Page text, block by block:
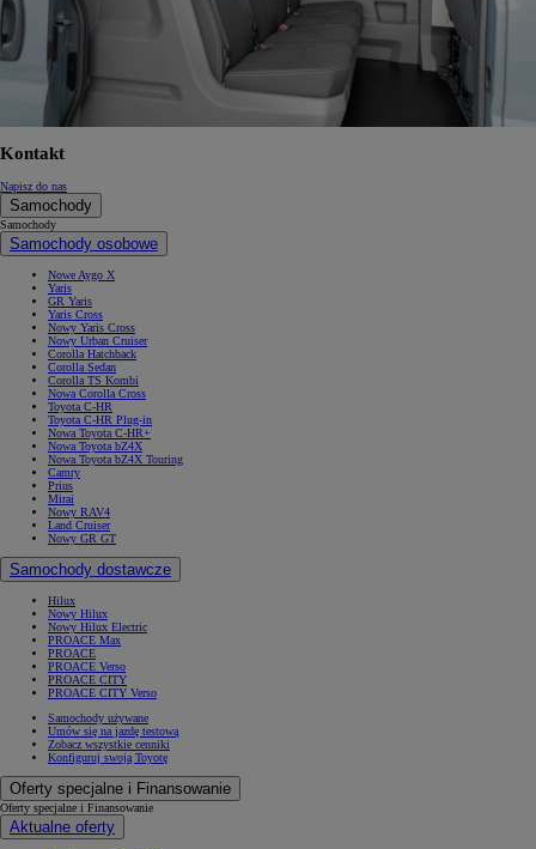
Kontakt
Napisz do nas
Samochody
Samochody
Samochody osobowe
Nowe Aygo X
Yaris
GR Yaris
Yaris Cross
Nowy Yaris Cross
Nowy Urban Cruiser
Corolla Hatchback
Corolla Sedan
Corolla TS Kombi
Nowa Corolla Cross
Toyota C-HR
Toyota C-HR Plug-in
Nowa Toyota C-HR+
Nowa Toyota bZ4X
Nowa Toyota bZ4X Touring
Camry
Prius
Mirai
Nowy RAV4
Land Cruiser
Nowy GR GT
Samochody dostawcze
Hilux
Nowy Hilux
Nowy Hilux Electric
PROACE Max
PROACE
PROACE Verso
PROACE CITY
PROACE CITY Verso
Samochody używane
Umów się na jazdę testową
Zobacz wszystkie cenniki
Konfiguruj swoją Toyotę
Oferty specjalne i Finansowanie
Oferty specjalne i Finansowanie
Aktualne oferty